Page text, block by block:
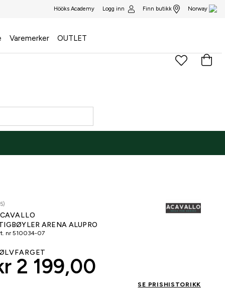
Hööks Academy Logg inn Finn butikk Norway
Varemerker OUTLET
ARENA ALUPRO
nr 510034-07
2 199,00
SE PRISHISTORIKK